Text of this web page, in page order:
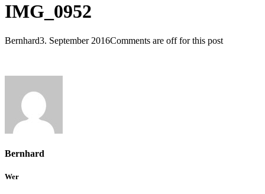
IMG_0952
Bernhard3. September 2016Comments are off for this post
Bernhard
Wer